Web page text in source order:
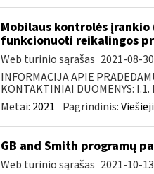
Mobilaus kontrolės
funkcionuoti reikalingos
Web turinio sąrašas 2021-08-30
INFORMACIJA APIE
KONTAKTINIAI DUOMENYS:
Metai: 2021 Pagrindinis:
GB and Smith programų
Web turinio sąrašas 2021-10-13